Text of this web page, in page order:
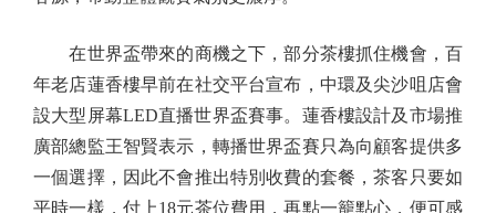
在世界盃帶來的商機之下，部分茶樓抓住機會，百
年老店蓮香樓早前在社交平台宣布，中環及尖沙咀店會
設大型屏幕LED直播世界盃賽事。蓮香樓設計及市場推
廣部總監王智賢表示，轉播世界盃賽只為向顧客提供多
一個選擇，因此不會推出特別收費的套餐，茶客只要如
平時一樣，付上18元茶位費用，再點一籠點心，便可感